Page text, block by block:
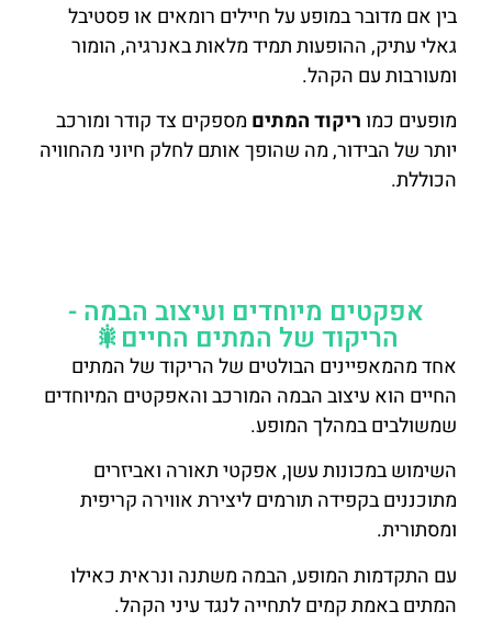
בין אם מדובר במופע על חיילים רומאים או פסטיבל
גאלי עתיק, ההופעות תמיד מלאות באנרגיה, הומור
ומעורבות עם הקהל.
מופעים כמוריקוד המתים מספקים צד קודר ומורכב
יותר של הבידור, מה שהופך אותם לחלק חיוני מהחוויה
הכוללת.
אפקטים מיוחדים ועיצוב הבמה -
הריקוד של המתים החיים🎇
אחד מהמאפיינים הבולטים של הריקוד של המתים
החיים הוא עיצוב הבמה המורכב והאפקטים המיוחדים
שמשולבים במהלך המופע.
השימוש במכונות עשן, אפקטי תאורה ואביזרים
מתוכננים בקפידה תורמים ליצירת אווירה קריפית
ומסתורית.
עם התקדמות המופע, הבמה משתנה ונראית כאילו
המתים באמת קמים לתחייה לנגד עיני הקהל.